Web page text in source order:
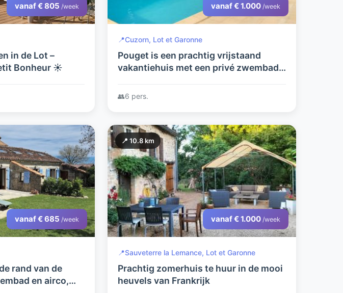
vanaf € 805 /week
in de Lot –
Bonheur ☀️
vanaf € 1.000 /week
📍Cuzorn, Lot et Garonne
Pouget is een prachtig vrijstaand
vakantiehuis met een privé zwembad
👥6 pers.
vanaf € 685 /week
rand van de
en airco,
📍 10.8 km
vanaf € 1.000 /week
📍Sauveterre la Lemance, Lot et Garonne
Prachtig zomerhuis te huur in de mooi
heuvels van Frankrijk